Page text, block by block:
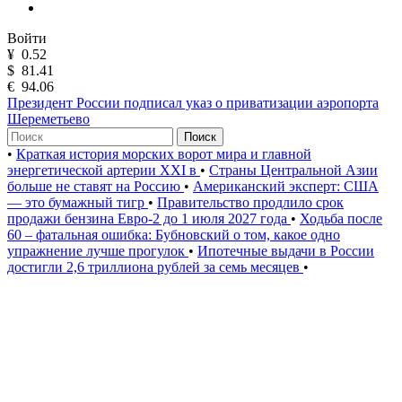
Войти
¥ 0.52
$ 81.41
€ 94.06
Президент России подписал указ о приватизации аэропорта
Шереметьево
Поиск
• Краткая история морских ворот мира и главной
энергетической артерии XXI в • Страны Центральной Азии
больше не ставят на Россию • Американский эксперт: США
— это бумажный тигр • Правительство продлило срок
продажи бензина Евро-2 до 1 июля 2027 года • Ходьба после
60 – фатальная ошибка: Бубновский о том, какое одно
упражнение лучше прогулок • Ипотечные выдачи в России
достигли 2,6 триллиона рублей за семь месяцев •